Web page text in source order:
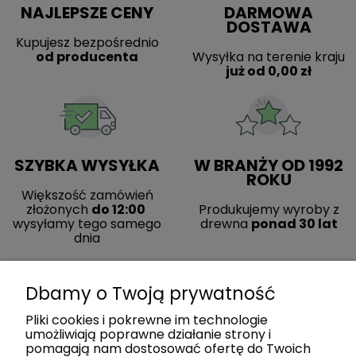
NAJLEPSZE CENY
Kupujesz bezpośrednio
od producenta
DARMOWA
DOSTAWA
Wysyłka na terenie kraju
już od 0,00 zł
SZYBKA WYSYŁKA
Większość zamówień
złożonych do 12:00
wysyłamy tego samego
dnia
W BRANŻY OD 1992
ROKU
Produkujemy wyroby z
drewna ponad 30 lat
Dbamy o Twoją prywatność
Pliki cookies i pokrewne im technologie
umożliwiają poprawne działanie strony i
pomagają nam dostosować ofertę do Twoich